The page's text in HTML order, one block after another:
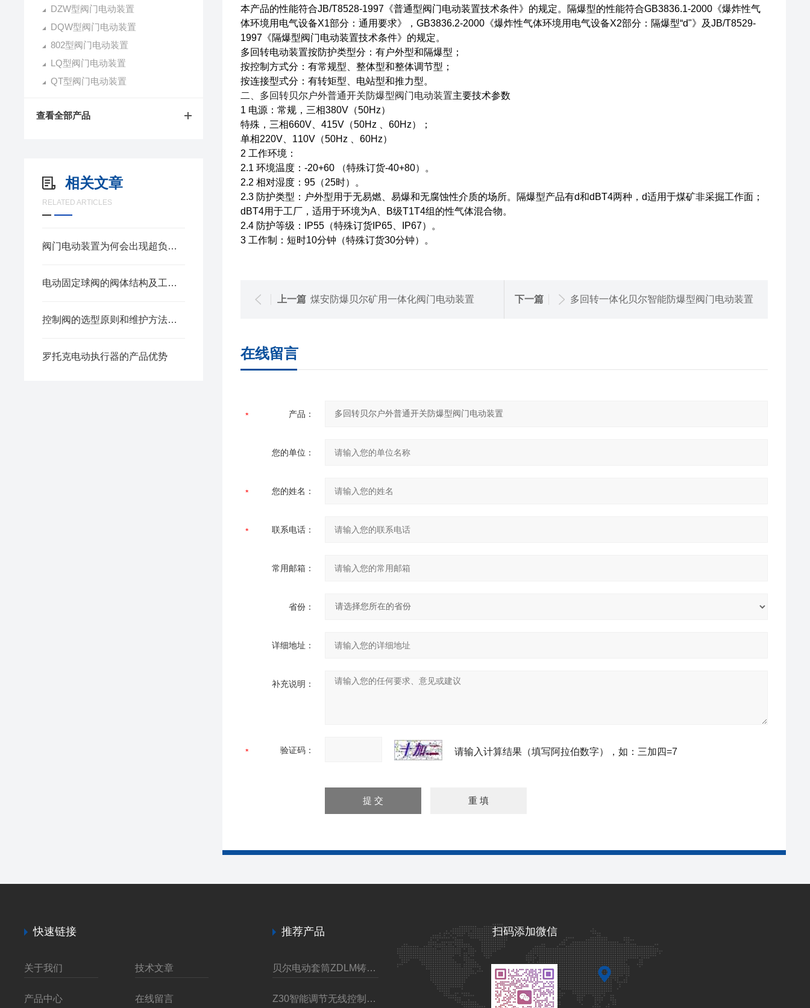
DZW型阀门电动装置
DQW型阀门电动装置
802型阀门电动装置
LQ型阀门电动装置
QT型阀门电动装置
查看全部产品
相关文章
RELATED ARTICLES
阀门电动装置为何会出现超负荷现象？保护方式有哪些？
电动固定球阀的阀体结构及工作原理特点
控制阀的选型原则和维护方法有哪些？
罗托克电动执行器的产品优势
本产品的性能符合JB/T8528-1997《普通型阀门电动装置技术条件》的规定。隔爆型的性能符合GB3836.1-2000《爆炸性气
体环境用电气设备X1部分：通用要求》，GB3836.2-2000《爆炸性气体环境用电气设备X2部分：隔爆型“d"》及JB/T8529-
1997《隔爆型阀门电动装置技术条件》的规定。
多回转电动装置按防护类型分：有户外型和隔爆型；
按控制方式分：有常规型、整体型和整体调节型；
按连接型式分：有转矩型、电站型和推力型。
二、 多回转贝尔户外普通开关防爆型阀门电动装置主要技术参数
1 电源：常规，三相380V（50Hz）
特殊，三相660V、415V（50Hz 、60Hz）；
单相220V、110V（50Hz 、60Hz）
2 工作环境：
2.1 环境温度：-20+60 （特殊订货-40+80）。
2.2 相对湿度：95（25时）。
2.3 防护类型：户外型用于无易燃、易爆和无腐蚀性介质的场所。隔爆型产品有d和dBT4两种，d适用于煤矿非采掘工作面；
dBT4用于工厂，适用于环境为A、B级T1T4组的性气体混合物。
2.4 防护等级：IP55（特殊订货IP65、IP67）。
3 工作制：短时10分钟（特殊订货30分钟）。
上一篇 煤安防爆贝尔矿用一体化阀门电动装置 下一篇 多回转一体化贝尔智能防爆型阀门电动装置
在线留言
产品：
您的单位：
您的姓名：
联系电话：
常用邮箱：
省份：
详细地址：
补充说明：
验证码： 请输入计算结果（填写阿拉伯数字），如：三加四=7
快速链接
关于我们 技术文章
产品中心 在线留言
推荐产品
贝尔电动套筒ZDLM铸钢调节阀
Z30智能调节无线控制电动装置
扫码添加微信